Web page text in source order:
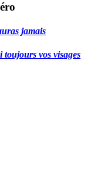
jamais
toujours vos visages